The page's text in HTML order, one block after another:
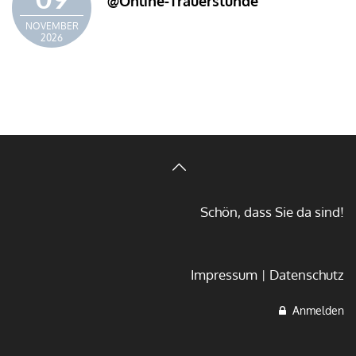
NOVEMBER
2026
Schön, dass Sie da sind!
Impressum Datenschutz
Anmelden